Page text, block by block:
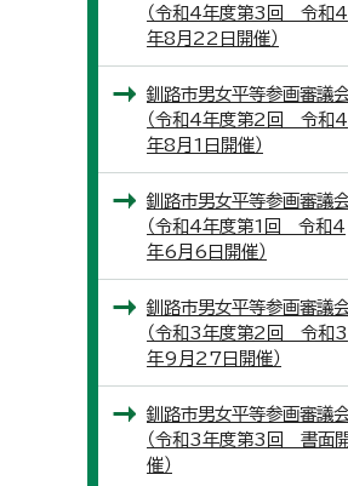
（令和4年度第3回 令和4
年8月22日開催）
釧路市男女平等参画審議
（令和4年度第2回 令和4
年8月1日開催）
釧路市男女平等参画審議
（令和4年度第1回 令和4
年6月6日開催）
釧路市男女平等参画審議
（令和3年度第2回 令和3
年9月27日開催）
釧路市男女平等参画審議
（令和3年度第3回 書面開
催）